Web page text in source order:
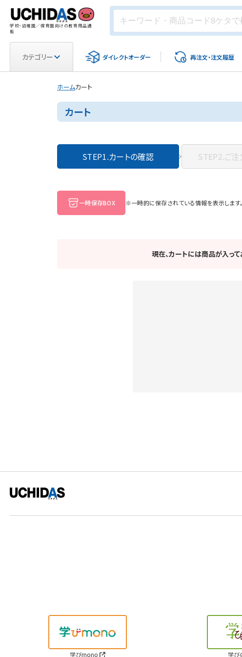
学校・幼稚園／保育園向けの教育用品通
販
カテゴリー ダイレクトオーダー 再注文・注文履歴
ホームカート
カート
STEP1.カートの確認 STEP2.ご
一時保存BOX ※一時的に保存されている情報を表示します。
現在、カートには商品が入って
学びmono 学